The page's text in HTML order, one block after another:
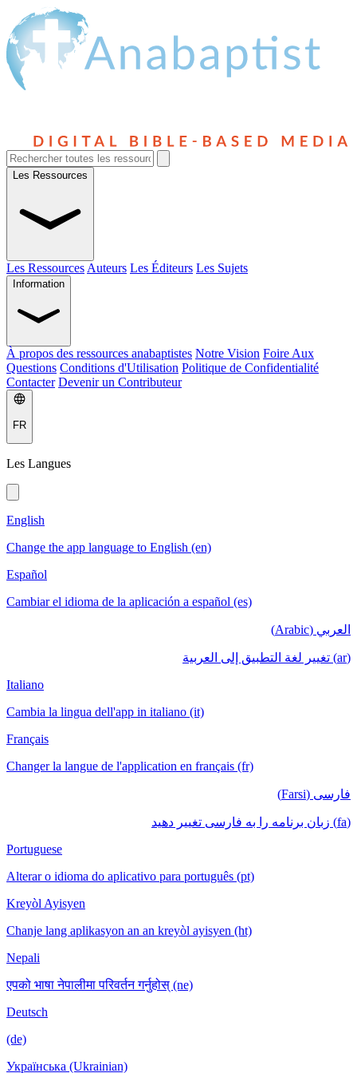
Les Ressources
Les Ressources Auteurs Les Éditeurs Les Sujets
Information
À propos des ressources anabaptistes Notre Vision Foire Aux
Questions Conditions d'Utilisation Politique de Confidentialité
Contacter Devenir un Contributeur
FR
Les Langues
English
Change the app language to English (en)
Español
Cambiar el idioma de la aplicación a español (es)
العربي (Arabic)
(ar) تغيير لغة التطبيق إلى العربية
Italiano
Cambia la lingua dell'app in italiano (it)
Français
Changer la langue de l'application en français (fr)
فارسی (Farsi)
(fa) زبان برنامه را به فارسی تغییر دهید
Portuguese
Alterar o idioma do aplicativo para português (pt)
Kreyòl Ayisyen
Chanje lang aplikasyon an an kreyòl ayisyen (ht)
Nepali
एपको भाषा नेपालीमा परिवर्तन गर्नुहोस् (ne)
Deutsch
(de)
Українська (Ukrainian)